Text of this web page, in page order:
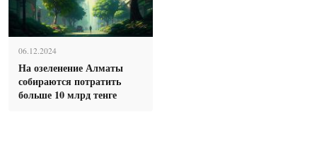
06.12.2024
На озеленение Алматы
собираются потратить
больше 10 млрд тенге